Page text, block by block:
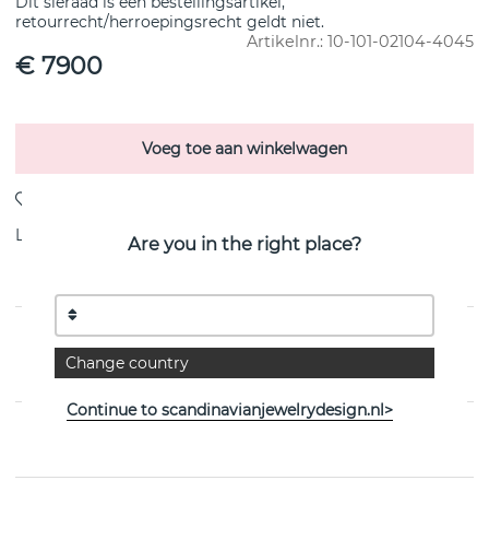
retourrecht/herroepingsrecht geldt niet.
Artikelnr.: 10-101-02104-4045
€ 7900
Voeg toe aan winkelwagen
Levering: Bestel item 8-15 dagen
PRODUCTOMSCHRIJVING
van het Zweedse Efva Attling
Are you in the right place?
Change country
Continue to scandinavianjewelrydesign.nl>